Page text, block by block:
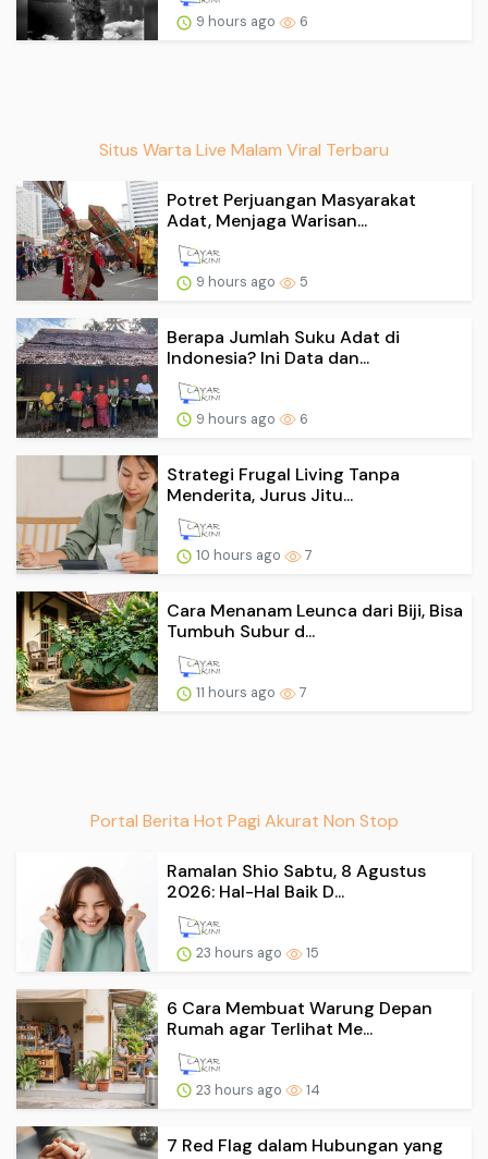
9 hours ago 6
Situs Warta Live Malam Viral Terbaru
Potret Perjuangan Masyarakat
Adat, Menjaga Warisan...
9 hours ago 5
Berapa Jumlah Suku Adat di
Indonesia? Ini Data dan...
9 hours ago 6
Strategi Frugal Living Tanpa
Menderita, Jurus Jitu...
10 hours ago 7
Cara Menanam Leunca dari Biji, Bisa
Tumbuh Subur d...
11 hours ago 7
Portal Berita Hot Pagi Akurat Non Stop
Ramalan Shio Sabtu, 8 Agustus
2026: Hal-Hal Baik D...
23 hours ago 15
6 Cara Membuat Warung Depan
Rumah agar Terlihat Me...
23 hours ago 14
7 Red Flag dalam Hubungan yang